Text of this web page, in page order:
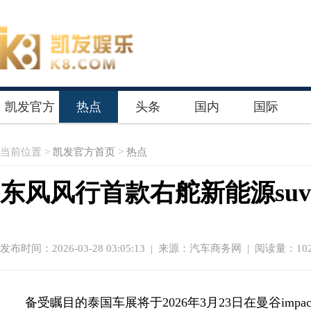
凯发官方 热点 头条 国内 国际
当前位置 > 凯发官方首页 > 热点
东风风行首款右舵新能源
发布时间：2026-03-28 03:05:13 | 来源：汽车商务网 | 阅读量：
备受瞩目的泰国车展将于2026年3月23日在曼谷